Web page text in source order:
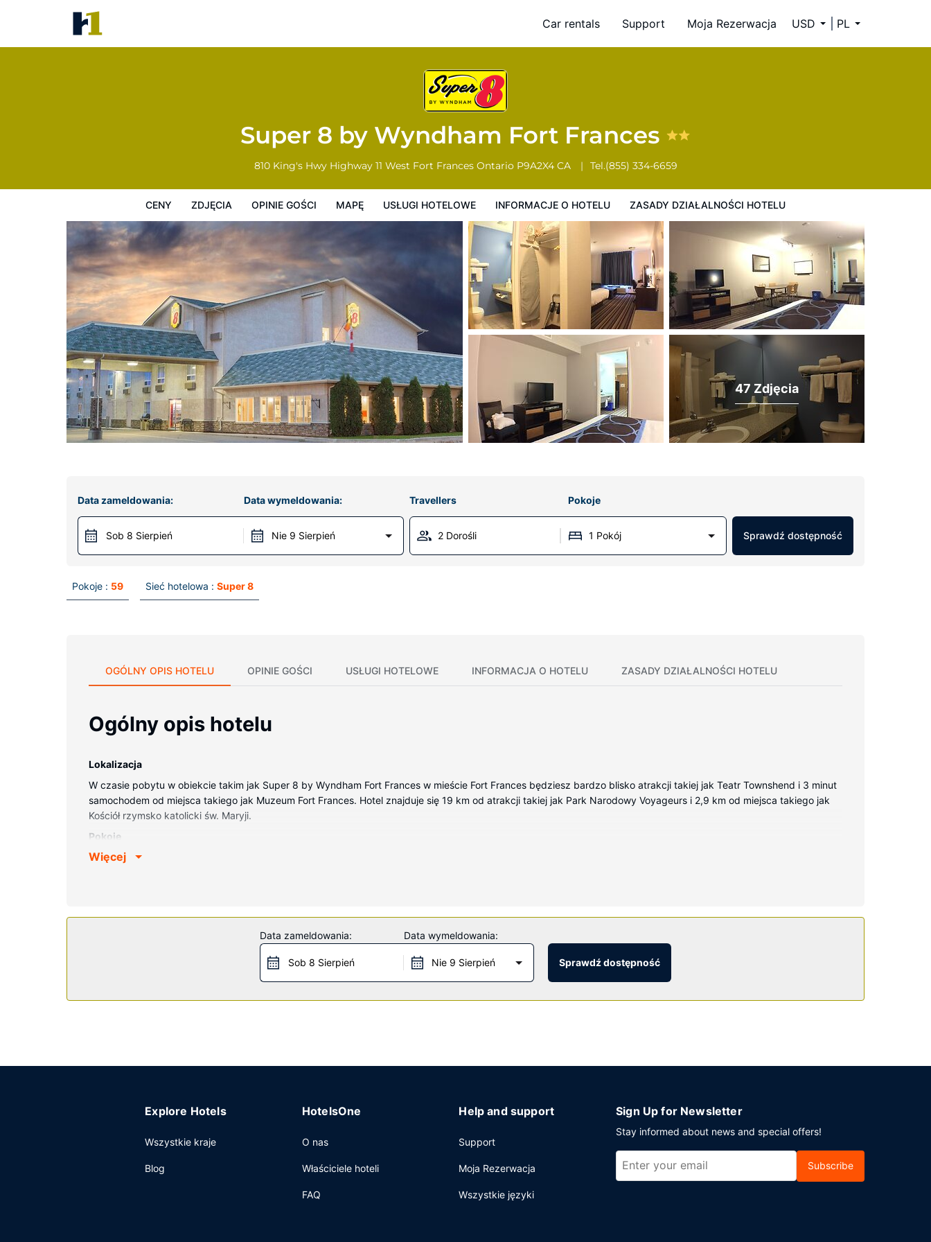
Car rentals Support Moja Rezerwacja USD PL
Super 8 by Wyndham Fort Frances
810 King's Hwy Highway 11 West Fort Frances Ontario P9A2X4 CA Tel.(855) 334-6659
CENY ZDJĘCIA OPINIE GOŚCI MAPĘ USŁUGI HOTELOWE INFORMACJE O HOTELU ZASADY DZIAŁALNOŚCI HOTELU
Zasady działalności hotelu
47 Zdjęcia
Data zameldowania:
Sob 8 Sierpień
Data wymeldowania:
Nie 9 Sierpień
Travellers Pokoje
2 Dorośli 1 Pokój Sprawdź dostępność
Pokoje : 59 Sieć hotelowa : Super 8
OGÓLNY OPIS HOTELU OPINIE GOŚCI USŁUGI HOTELOWE INFORMACJA O HOTELU ZASADY DZIAŁALNOŚCI HOTELU
Ogólny opis hotelu
Lokalizacja
W czasie pobytu w obiekcie takim jak Super 8 by Wyndham Fort Frances w mieście Fort Frances będziesz bardzo blisko atrakcji takiej jak Teatr Townshend i 3 minut
samochodem od miejsca takiego jak Muzeum Fort Frances. Hotel znajduje się 19 km od atrakcji takiej jak Park Narodowy Voyageurs i 2,9 km od miejsca takiego jak
Kościół rzymsko katolicki św. Maryji.
Pokoje
Poczuj się jak w domu w 59 klimatyzowanych pokojach, których wyposażenie to lodówka i kuchenka mikrofalowa. Bezpłatny bezprzewodowy dostęp do internetu
Dostępne udogodnienia rekreacyjne to basen kryty i jacuzzi. Ten hotel oferuje również udogodnienia takie jak bezpłatny bezprzewodowy dostęp do internetu,
bezpłatne korzystanie z pobliskiego centrum fitness i sala bankietowa.
Hotel oferuje bezpłatne śniadanie na wynos codziennie.
Więcej
Data zameldowania:
Sob 8 Sierpień
Data wymeldowania:
Nie 9 Sierpień Sprawdź dostępność
Explore Hotels
Wszystkie kraje
Blog
HotelsOne
O nas
Właściciele hoteli
FAQ
Help and support
Support
Moja Rezerwacja
Wszystkie języki
Sign Up for Newsletter
Stay informed about news and special offers!
Subscribe